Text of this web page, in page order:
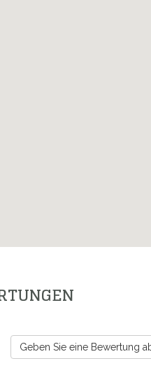
Geben Sie eine Bewertung